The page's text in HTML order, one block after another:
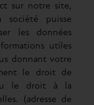
sur notre site,
puisse
les données
utiles
donnant votre
le droit de
le droit à la
(adresse de